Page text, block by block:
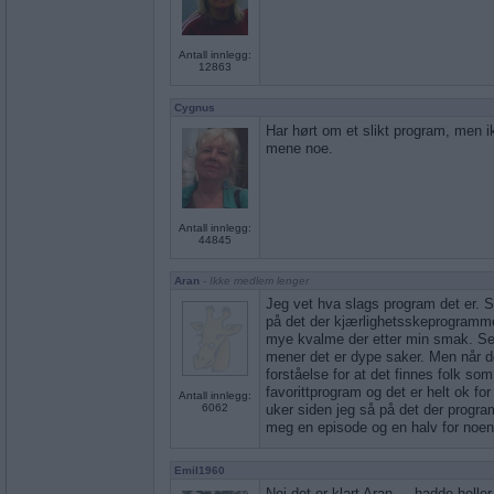
Antall innlegg:
12863
Cygnus
Antall innlegg:
44845
Har hørt om et slikt program, men
mene noe.
Aran - Ikke medlem lenger
Antall innlegg:
6062
Jeg vet hva slags program det er.
på det der
mye kvalme der etter min smak.
mener det er dype saker. Men når
forståelse for at det finnes folk
favorittprogram og det er helt ok
uker siden jeg så på det der
meg en episode og en halv for
Emil1960